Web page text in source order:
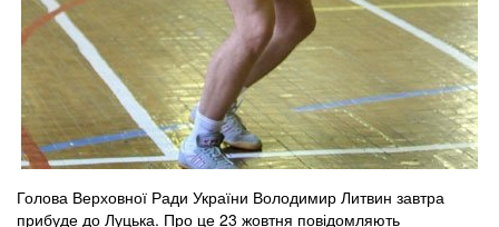
Голова Верховної Ради України Володимир Литвин завтра
прибуде до Луцька. Про це 23 жовтня повідомляють